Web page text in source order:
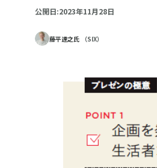
公開日:2023年11月28日
藤平達之氏 （SIX）